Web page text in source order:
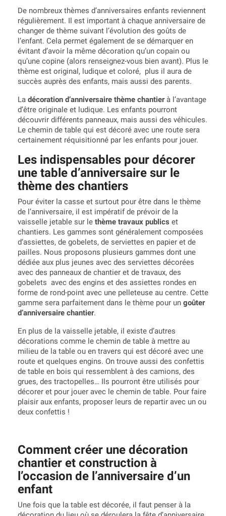
De nombreux thèmes d’anniversaires enfants reviennent
régulièrement. Il est important à chaque anniversaire de
changer de thème suivant l’évolution des goûts de
l’enfant. Cela permet également de se démarquer en
évitant d’avoir la même décoration qu’un copain ou
qu’une copine (alors renseignez-vous bien avant). Plus le
thème est original, ludique et coloré, plus il aura de
succès auprès des enfants, mais aussi des parents.
La décoration d’anniversaire thème chantierà l’avantage
d’être originale et ludique. Les enfants pourront
découvrir différents panneaux, mais aussi des véhicules.
Le chemin de table qui est décoré avec une route sera
certainement réquisitionné par les enfants pour jouer.
Les indispensables pour décorer
une table d’anniversaire sur le
thème des chantiers
Pour éviter la casse et surtout pour être dans le thème
de l’anniversaire, il est impératif de prévoir de la
vaisselle jetable sur le thème travaux publics et
chantiers. Les gammes sont généralement composées
d’assiettes, de gobelets, de serviettes en papier et de
pailles. Nous proposons plusieurs gammes dont une
dédiée aux plus jeunes avec des serviettes décorées
avec des panneaux de chantier et de travaux, des
gobelets avec des engins et des assiettes rondes en
forme de rond-point avec une pelleteuse au centre. Cette
gamme sera parfaitement dans le thème pour un goûter
d’anniversaire chantier.
En plus de la vaisselle jetable, il existe d’autres
décorations comme le chemin de table à mettre au
milieu de la table ou en travers qui est décoré avec une
route et quelques engins. On trouve aussi des confettis
de table en bois qui ressemblent à des camions, des
grues, des tractopelles… Ils pourront être utilisés pour
décorer et pour jouer avec le chemin de table. Pour faire
plaisir aux enfants, proposer leurs de repartir avec un ou
deux confettis !
Comment créer une décoration
chantier et construction à
l’occasion de l’anniversaire d’un
enfant
Une fois que la table est décorée, il faut penser à la